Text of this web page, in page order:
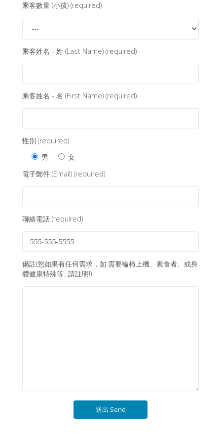
乘客數量 (小孩) (required)
乘客姓名 - 姓 (Last Name) (required)
乘客姓名 - 名 (First Name) (required)
性別 (required)
男
女
電子郵件 (Email) (required)
聯絡電話 (required)
備註(您如果有任何需求，如:需要輪椅上機、素食者、或身
體健康特殊等...請註明!)